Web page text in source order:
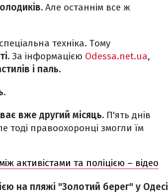
Але останнім все ж
техніка. Тому
За інформацією Odessa.net.ua,
і паль.
вже другий місяць. П'ять днів
тоді правоохоронці змогли їм
активістами та поліцією – відео
на пляжі "Золотий берег" у Одесі